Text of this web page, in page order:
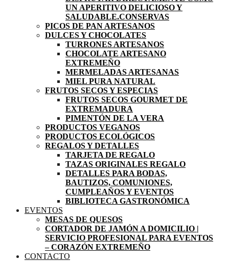
UN APERITIVO DELICIOSO Y
SALUDABLE.CONSERVAS
PICOS DE PAN ARTESANOS
DULCES Y CHOCOLATES
TURRONES ARTESANOS
CHOCOLATE ARTESANO
EXTREMEÑO
MERMELADAS ARTESANAS
MIEL PURA NATURAL
FRUTOS SECOS Y ESPECIAS
FRUTOS SECOS GOURMET DE
EXTREMADURA
PIMENTÓN DE LA VERA
PRODUCTOS VEGANOS
PRODUCTOS ECOLÓGICOS
REGALOS Y DETALLES
TARJETA DE REGALO
TAZAS ORIGINALES REGALO
DETALLES PARA BODAS,
BAUTIZOS, COMUNIONES,
CUMPLEAÑOS Y EVENTOS
BIBLIOTECA GASTRONÓMICA
EVENTOS
MESAS DE QUESOS
CORTADOR DE JAMÓN A DOMICILIO |
SERVICIO PROFESIONAL PARA EVENTOS
– CORAZÓN EXTREMEÑO
CONTACTO